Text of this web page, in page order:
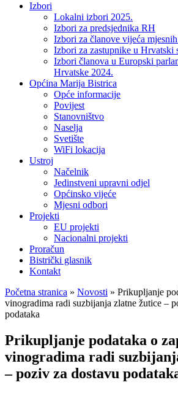
Izbori
Lokalni izbori 2025.
Izbori za predsjednika RH
Izbori za članove vijeća
Izbori za zastupnike u Hrvatski
Izbori članova u Europski
Hrvatske 2024.
Općina Marija Bistrica
Opće informacije
Povijest
Stanovništvo
Naselja
Svetište
WiFi lokacija
Ustroj
Načelnik
Jedinstveni upravni odjel
Općinsko vijeće
Mjesni odbori
Projekti
EU projekti
Nacionalni projekti
Proračun
Bistrički glasnik
Kontakt
Početna stranica » Novosti » Prikupljanje
vinogradima radi suzbijanja zlatne žutice –
podataka
Prikupljanje podataka o
vinogradima radi
– poziv za dostavu